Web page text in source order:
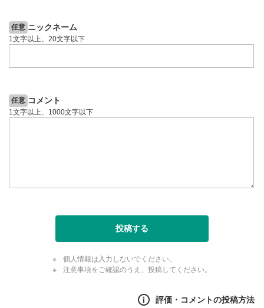
任意 ニックネーム
1文字以上、20文字以下
任意 コメント
1文字以上、1000文字以下
投稿する
個人情報は入力しないでください。
注意事項をご確認のうえ、投稿してください。
評価・コメントの投稿方法